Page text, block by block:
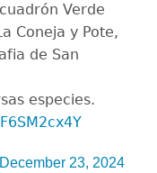
Verde
Coneja y Pote,
de San
especies.
December 23, 2024